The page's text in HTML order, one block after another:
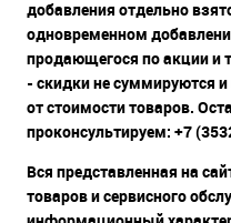
добавления отдельно
одновременном
продающегося по акции и
- скидки не суммируются и
от стоимости товаров.
проконсультируем: +7
Вся представленная на
товаров и сервисного